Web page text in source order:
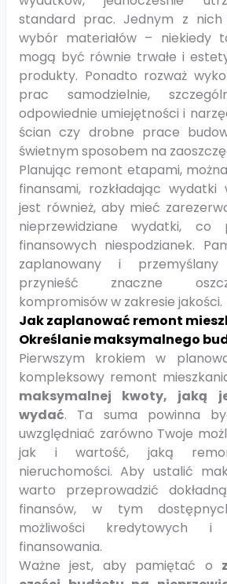
standard prac. Jednym z
wybór materiałów – niekiedy
mogą być równie trwałe i
produkty. Ponadto rozważ
prac samodzielnie,
odpowiednie umiejętności i
ścian czy drobne prace
świetnym sposobem na
Planując remont etapami,
finansami, rozkładając wydatki
jest również, aby mieć
nieprzewidziane wydatki, co
finansowych niespodzianek.
zaplanowany i
przynieść znaczne
kompromisów w zakresie jakości.
Jak zaplanować remont
Określanie maksymalnego
Pierwszym krokiem w
kompleksowy remont
maksymalnej kwoty, jaką
wydać. Ta suma powinna
uwzględniać zarówno Twoje
jak i wartość, jaką
nieruchomości. Aby ustalić
warto przeprowadzić
finansów, w tym
możliwości kredytowych i
finansowania.
Ważne jest, aby pamiętać o